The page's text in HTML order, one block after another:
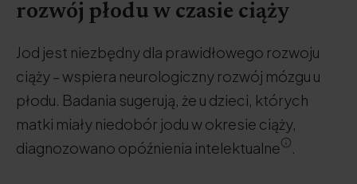
rozwój płodu w czasie ciąży
Jod jest niezbędny dla prawidłowego rozwoju
ciąży – wspiera neurologiczny rozwój mózgu u
płodu. Badania sugerują, że u dzieci, których
matki miały niedobór jodu w okresie ciąży,
diagnozowano opóźnienia intelektualne
.